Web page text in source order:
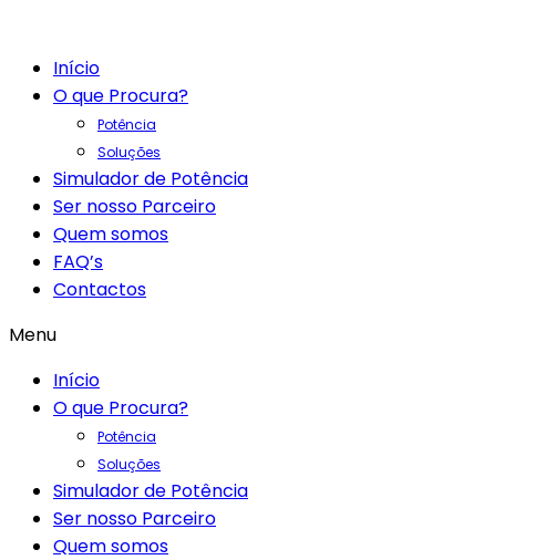
Início
O que Procura?
Potência
Soluções
Simulador de Potência
Ser nosso Parceiro
Quem somos
FAQ’s
Contactos
Menu
Início
O que Procura?
Potência
Soluções
Simulador de Potência
Ser nosso Parceiro
Quem somos